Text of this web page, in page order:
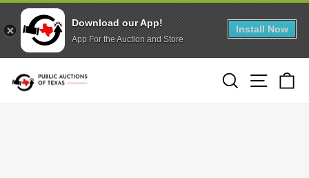
directamente
Buscar
Download our App!
App For the Auction and Store
Install Now